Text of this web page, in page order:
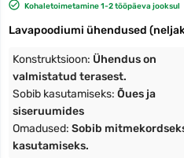
Kohaletoimetamine 1-2 tööpäeva jooksul
Lavapoodiumi ühendused
Konstruktsioon: Ühendus on
valmistatud terasest.
Sobib kasutamiseks: Õues ja
siseruumides
Omadused: Sobib
kasutamiseks.